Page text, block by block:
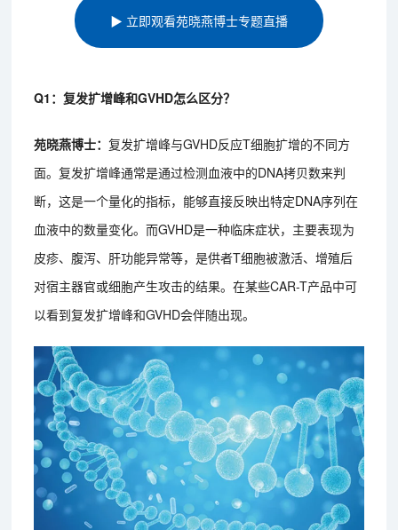
▶ 立即观看苑晓燕博士专题直播
Q1：复发扩增峰和GVHD怎么区分？
苑晓燕博士：复发扩增峰与GVHD反应T细胞扩增的不同方
面。复发扩增峰通常是通过检测血液中的DNA拷贝数来判
断，这是一个量化的指标，能够直接反映出特定DNA序列在
血液中的数量变化。而GVHD是一种临床症状，主要表现为
皮疹、腹泻、肝功能异常等，是供者T细胞被激活、增殖后
对宿主器官或细胞产生攻击的结果。在某些CAR-T产品中可
以看到复发扩增峰和GVHD会伴随出现。